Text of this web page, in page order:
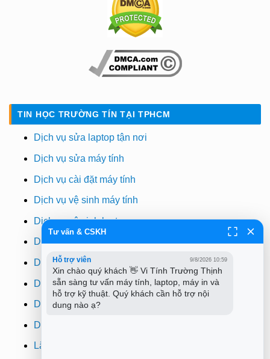
TIN HỌC TRƯỜNG TÍN TẠI TPHCM
Dịch vụ sửa laptop tận nơi
Dịch vụ sửa máy tính
Dịch vụ cài đặt máy tính
Dịch vụ vệ sinh máy tính
Dịch vụ vệ sinh laptop
Dịch vụ cài win
Dịch vụ cứu dữ liệu
Dịch vụ sửa wifi tại nhà
Dịch vụ sửa máy in
Dịch vụ nạp mực máy in
Lắp đặt camera quan sát tphcm
Tư vấn & CSKH
Hỗ trợ viên 9/8/2026 10:59
Xin chào quý khách 👋 Vi Tính Trường Thịnh
sẵn sàng tư vấn máy tính, laptop, máy in và
hỗ trợ kỹ thuật. Quý khách cần hỗ trợ nội
dung nào ạ?